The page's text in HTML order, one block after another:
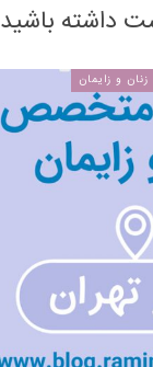
داشته باشید
و زایمان